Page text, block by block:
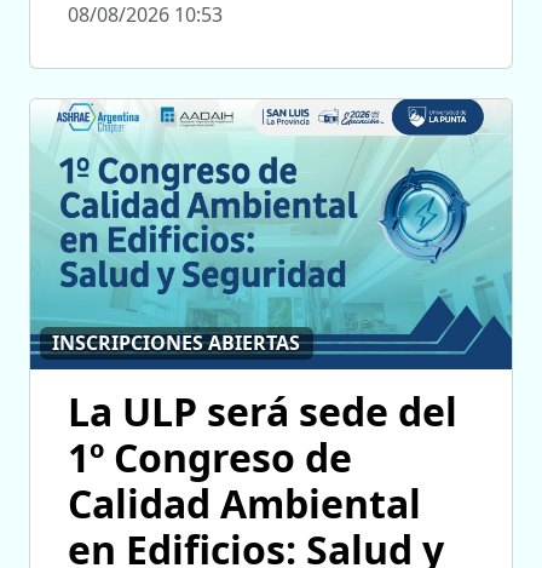
08/08/2026 10:53
INSCRIPCIONES ABIERTAS
La ULP será sede del
1º Congreso de
Calidad Ambiental
en Edificios: Salud y